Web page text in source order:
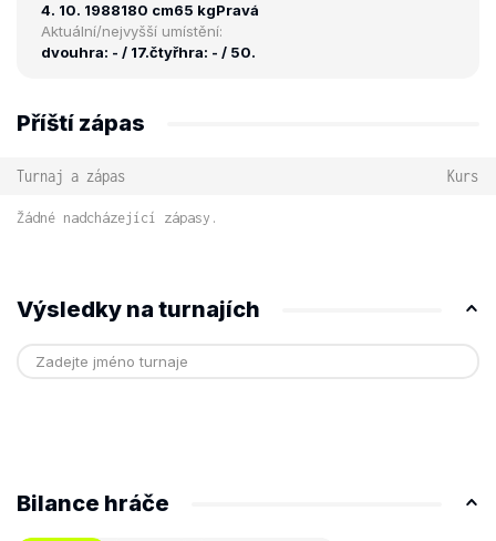
4. 10. 1988180 cm65 kgPravá
Aktuální/nejvyšší umístění:
dvouhra: - / 17.čtyřhra: - / 50.
Příští zápas
Turnaj a zápas Kurs
Žádné nadcházející zápasy.
Výsledky na turnajích
Bilance hráče